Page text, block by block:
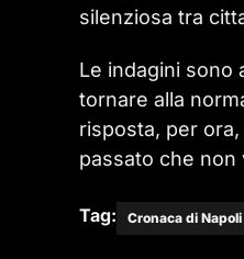
silenziosa tra
Le indagini sono
tornare alla
risposta, per
passato che
Tag: Cronaca di Napoli